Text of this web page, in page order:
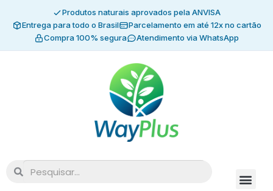
Produtos naturais aprovados pela ANVISA
Entrega para todo o Brasil
Parcelamento em até 12x no cartão
Compra 100% segura
Atendimento via WhatsApp